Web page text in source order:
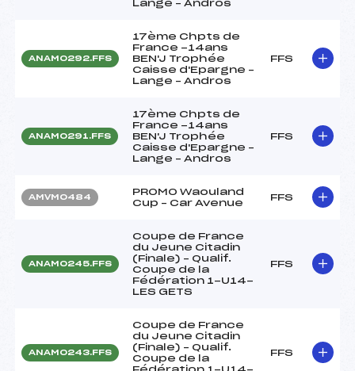
Lange – Andros
ANAM0292.FFS
17ème Chpts de
France -14ans
BEN'J Trophée
Caisse d'Epargne –
Lange – Andros
FFS
ANAM0291.FFS
17ème Chpts de
France -14ans
BEN'J Trophée
Caisse d'Epargne –
Lange – Andros
FFS
AMVM0484
PROMO Waouland
Cup – Car Avenue
FFS
ANAM0245.FFS
Coupe de France
du Jeune Citadin
(Finale) – Qualif.
Coupe de la
Fédération 1-U14-
LES GETS
FFS
ANAM0243.FFS
Coupe de France
du Jeune Citadin
(Finale) – Qualif.
Coupe de la
Fédération 1-U14-
FFS